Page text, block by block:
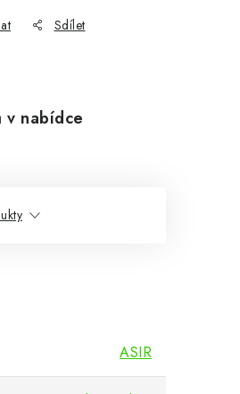
Sdílet
nabídce
ASIR